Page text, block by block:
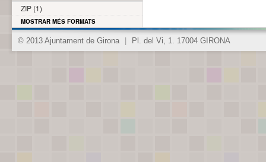
ZIP (1)
MOSTRAR MÉS FORMATS
© 2013 Ajuntament de Girona Pl. del Vi, 1. 17004 GIRONA